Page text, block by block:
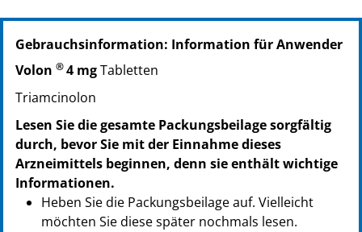
PZN: 01115774
PPN: 110111577462
GTIN: 04250297401820
PPN: 110111578028
GTIN: 04250297401837
Gebrauchsinformation: Information für Anwender
Volon ®4 mgTabletten
Triamcinolon
Lesen Sie die gesamte Packungsbeilage sorgfältig
durch, bevor Sie mit der Einnahme dieses
Arzneimittels beginnen, denn sie enthält wichtige
Informationen.
Heben Sie die Packungsbeilage auf. Vielleicht
möchten Sie diese später nochmals lesen.